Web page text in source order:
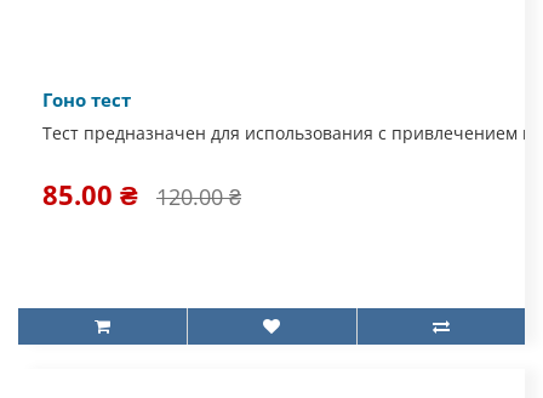
Гоно тест
Тест предназначен для использования с привлечением
85.00 ₴ 120.00 ₴